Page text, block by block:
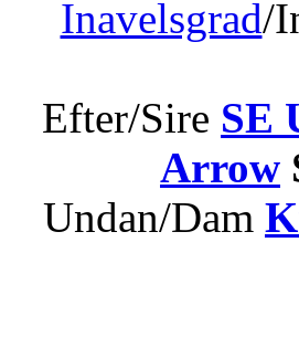
Inavelsgrad/
Efter/Sire SE
Arrow
Undan/Dam